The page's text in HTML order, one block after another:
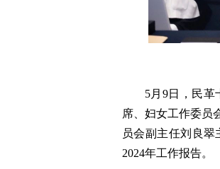
5月9日，民革
席、妇女工作委员
员会副主任刘良
2024年工作报告。